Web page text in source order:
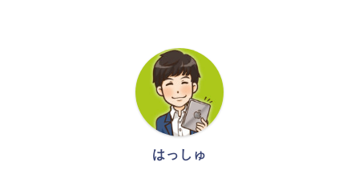
はっしゅ